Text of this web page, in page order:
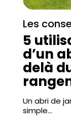
Les
5
d’un
delà
Un abri de
simple…